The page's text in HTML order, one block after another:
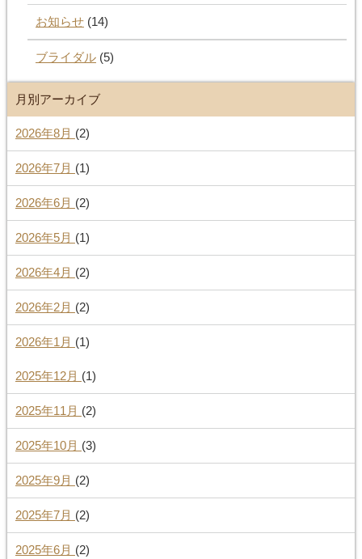
お知らせ(14)
ブライダル(5)
月別アーカイブ
2026年8月 (2)
2026年7月 (1)
2026年6月 (2)
2026年5月 (1)
2026年4月 (2)
2026年2月 (2)
2026年1月 (1)
2025年12月 (1)
2025年11月 (2)
2025年10月 (3)
2025年9月 (2)
2025年7月 (2)
2025年6月 (2)